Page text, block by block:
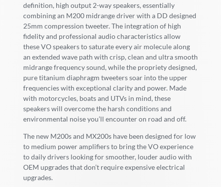
definition, high output 2-way speakers, essentially
combining an M200 midrange driver with a DD designed
25mm compression tweeter. The integration of high
fidelity and professional audio characteristics allow
these VO speakers to saturate every air molecule along
an extended wave path with crisp, clean and ultra smooth
midrange frequency sound, while the propriety designed,
pure titanium diaphragm tweeters soar into the upper
frequencies with exceptional clarity and power. Made
with motorcycles, boats and UTVs in mind, these
speakers will overcome the harsh conditions and
environmental noise you’ll encounter on road and off.
The new M200s and MX200s have been designed for low
to medium power amplifiers to bring the VO experience
to daily drivers looking for smoother, louder audio with
OEM upgrades that don’t require expensive electrical
upgrades.